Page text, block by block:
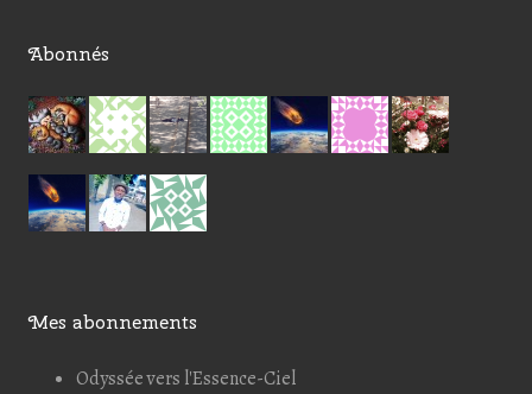
Abonnés
Mes abonnements
Odyssée vers l'Essence-Ciel